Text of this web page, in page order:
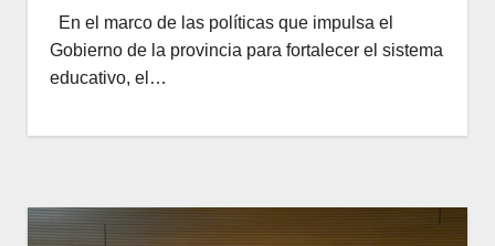
En el marco de las políticas que impulsa el
Gobierno de la provincia para fortalecer el sistema
educativo, el…